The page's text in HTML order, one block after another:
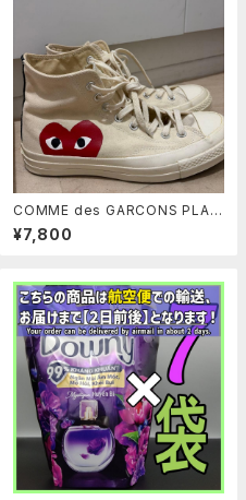
COMME des GARCONS PLAY
Converse ハイカット
¥7,800